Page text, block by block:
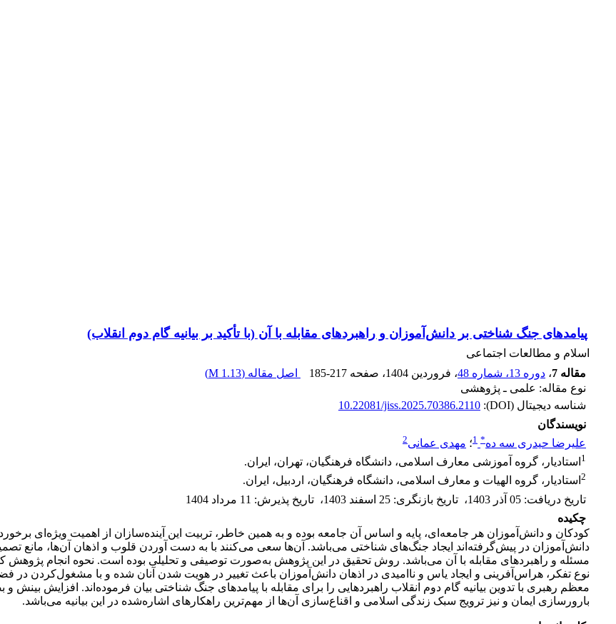
پیامدهای جنگ شناختی بر دانش‌آموزان و راهبردهای مقابله با آن (با تأکید بر بیانیه گام دوم انقلاب)
اسلام و مطالعات اجتماعی
مقاله 7
، دوره 13، شماره 48 ، فروردین 1404 ، صفحه 185-217 اصل مقاله (1.13 M
)
نوع مقاله: علمی ـ پژوهشی
شناسه دیجیتال (DOI):
10.22081/jiss.2025.70386.2110
نویسندگان
علیرضا حیدری سه ده*
1؛ مهدی عمانی2
1 استادیار، گروه آموزشی معارف اسلامی، دانشگاه فرهنگیان، تهران، ایران.
2 استادیار، گروه الهیات و معارف اسلامی، دانشگاه فرهنگیان، اردبیل، ایران.
تاریخ دریافت: 05 آذر 1403 ، تاریخ بازنگری: 25 اسفند 1403 ، تاریخ پذیرش: 11 مرداد 1404
چکیده
کودکان و دانش‌آموزان هر جامعه‌ای، پایه و اساس آن جامعه بوده و به همین خاطر، تربیت این آینده‌سازان از اهمیت ویژه‌ای
دانش‌آموزان در پیش‌گرفته‌اند ایجاد جنگ‌های شناختی می‌باشد. آن‌ها سعی می‌کنند با به دست آوردن قلوب و اذهان آن‌ها، مانع
مسئله و راهبردهای مقابله با آن می‌باشد. روش تحقیق در این پژوهش به‌صورت توصیفی و تحلیلی بوده است. نحوه انجام پژوهش
نوع تفکر، هراس‌آفرینی و ایجاد یاس و ناامیدی در اذهان دانش‌آموزان باعث تغییر در هویت شدن آنان شده و با مشغول‌‌کردن
معظم رهبری با تدوین بیانیه گام دوم انقلاب راهبردهایی را برای مقابله با پیامدهای جنگ شناختی بیان فرموده‌اند. افزایش
بارورسازی ایمان و نیز ترویج سبک زندگی اسلامی و اقناع‌سازی آن‌ها از مهم‌ترین راهکارهای اشاره‌شده در این بیانیه می‌باشد.